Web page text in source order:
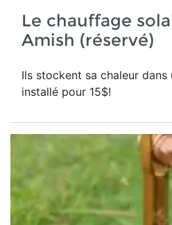
Le chauffage
Amish (réservé)
Ils stockent sa chaleur dans
installé pour 15$!